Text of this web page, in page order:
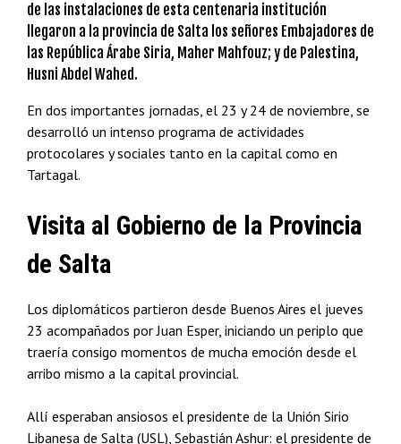
de las instalaciones de esta centenaria institución
llegaron a la provincia de Salta los señores Embajadores de
las República Árabe Siria, Maher Mahfouz; y de Palestina,
Husni Abdel Wahed.
En dos importantes jornadas, el 23 y 24 de noviembre, se
desarrolló un intenso programa de actividades
protocolares y sociales tanto en la capital como en
Tartagal.
Visita al Gobierno de la Provincia
de Salta
Los diplomáticos partieron desde Buenos Aires el jueves
23 acompañados por Juan Esper, iniciando un periplo que
traería consigo momentos de mucha emoción desde el
arribo mismo a la capital provincial.
Allí esperaban ansiosos el presidente de la Unión Sirio
Libanesa de Salta (USL), Sebastián Ashur: el presidente de